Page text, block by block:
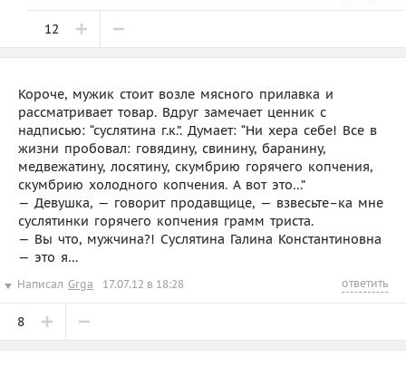
12
Короче, мужик стоит возле мясного прилавка и
рассматривает товар. Вдруг замечает ценник с
надписью: “суслятина г.к.”. Думает: “Ни хера себе! Все в
жизни пробовал: говядину, свинину, баранину,
медвежатину, лосятину, скумбрию горячего копчения,
скумбрию холодного копчения. А вот это…”
— Девушка, — говорит продавщице, — взвесьте–ка мне
суслятинки горячего копчения грамм триста.
— Вы что, мужчина?! Суслятина Галина Константиновна
— это я…
Написал Grga 17.07.12 в 18:28 ответить
8